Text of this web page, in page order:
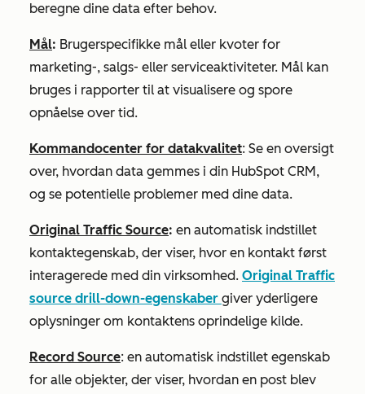
beregne dine data efter behov.
Mål: Brugerspecifikke mål eller kvoter for
marketing-, salgs- eller serviceaktiviteter. Mål kan
bruges i rapporter til at visualisere og spore
opnåelse over tid.
Kommandocenter for datakvalitet: Se en oversigt
over, hvordan data gemmes i din HubSpot CRM,
og se potentielle problemer med dine data.
Original Traffic Source: en automatisk indstillet
kontaktegenskab, der viser, hvor en kontakt først
interagerede med din virksomhed. Original Traffic
source drill-down-egenskaber giver yderligere
oplysninger om kontaktens oprindelige kilde.
Record Source: en automatisk indstillet egenskab
for alle objekter, der viser, hvordan en post blev